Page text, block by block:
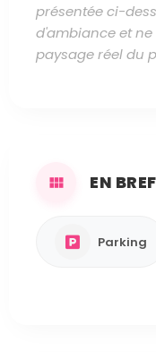
présentée ci-
d'ambiance et
paysage réel du
EN BREF
Parking